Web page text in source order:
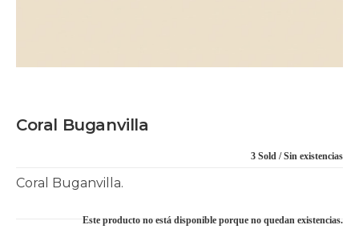
Coral Buganvilla
3 Sold Sin existencias
Coral Buganvilla.
Este producto no está disponible porque no quedan existencias.